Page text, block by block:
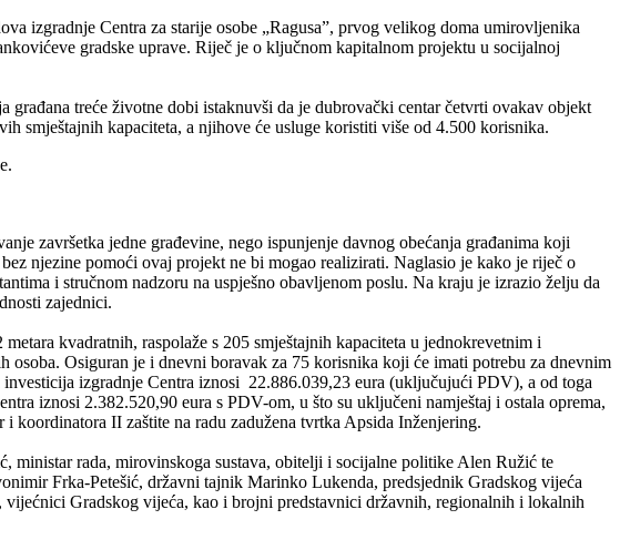
izgradnje Centra za starije osobe „Ragusa”, prvog velikog doma umirovljenika
gradske uprave. Riječ je o ključnom kapitalnom projektu u socijalnoj
treće životne dobi istaknuvši da je dubrovački centar četvrti ovakav objekt
smještajnih kapaciteta, a njihove će usluge koristiti više od 4.500 korisnika.
završetka jedne građevine, nego ispunjenje davnog obećanja građanima koji
njezine pomoći ovaj projekt ne bi mogao realizirati. Naglasio je kako je riječ o
i stručnom nadzoru na uspješno obavljenom poslu. Na kraju je izrazio želju da
zajednici.
kvadratnih, raspolaže s 205 smještajnih kapaciteta u jednokrevetnim i
Osiguran je i dnevni boravak za 75 korisnika koji će imati potrebu za dnevnim
izgradnje Centra iznosi 22.886.039,23 eura (uključujući PDV), a od toga
iznosi 2.382.520,90 eura s PDV-om, u što su uključeni namještaj i ostala oprema,
koordinatora II zaštite na radu zadužena tvrtka Apsida Inženjering.
ministar rada, mirovinskoga sustava, obitelji i socijalne politike Alen Ružić te
Frka-Petešić, državni tajnik Marinko Lukenda, predsjednik Gradskog vijeća
Gradskog vijeća, kao i brojni predstavnici državnih, regionalnih i lokalnih